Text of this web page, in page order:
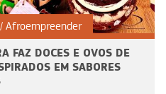
Afroempreender
FAZ DOCES E OVOS DE
EM SABORES